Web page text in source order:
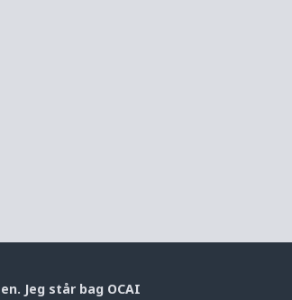
Jeg står bag OCAI